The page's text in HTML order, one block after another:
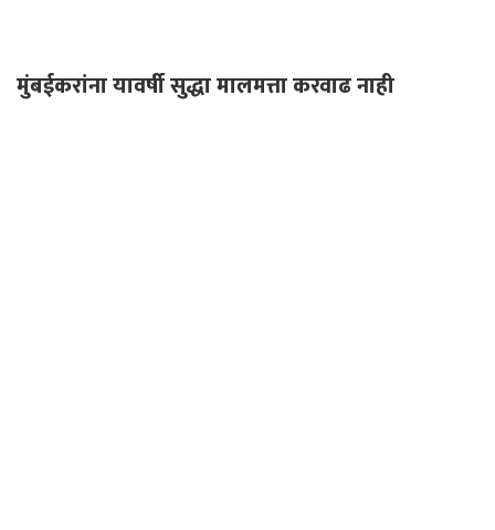
मुंबईकरांना यावर्षी सुद्धा मालमत्ता करवाढ नाही